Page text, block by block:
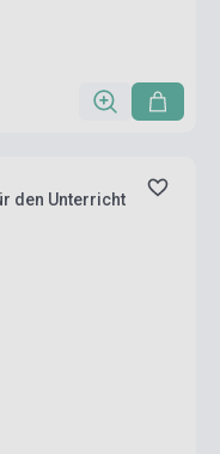
den Unterricht